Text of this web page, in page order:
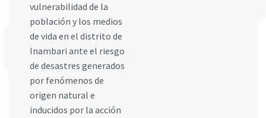
vulnerabilidad de la
población y los medios
de vida en el distrito de
Inambari ante el riesgo
de desastres generados
por fenómenos de
origen natural e
inducidos por la acción